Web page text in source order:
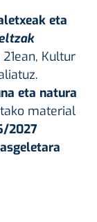
eta
Kultur
eta natura
material
2027